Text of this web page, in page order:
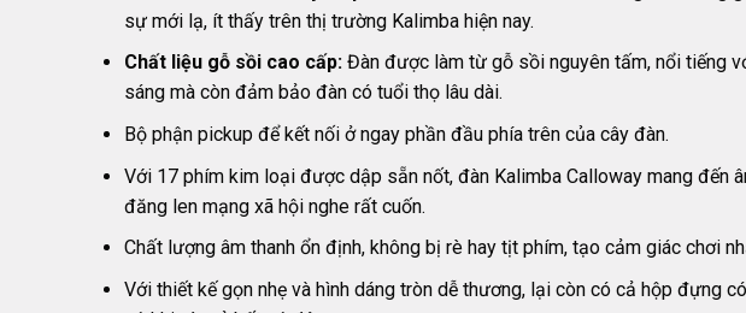
sự mới lạ, ít thấy trên thị trường Kalimba hiện nay.
Chất liệu gỗ sồi cao cấp:Đàn được làm từ gỗ sồi nguyên tấm, nổi tiếng
sáng mà còn đảm bảo đàn có tuổi thọ lâu dài.
Bộ phận pickup để kết nối ở ngay phần đầu phía trên của cây đàn.
Với 17 phím kim loại được dập sẵn nốt, đàn Kalimba Calloway mang đến
đăng len mạng xã hội nghe rất cuốn.
Chất lượng âm thanh ổn định, không bị rè hay tịt phím, tạo cảm giác chơi
Với thiết kế gọn nhẹ và hình dáng tròn dễ thương, lại còn có cả hộp đựng